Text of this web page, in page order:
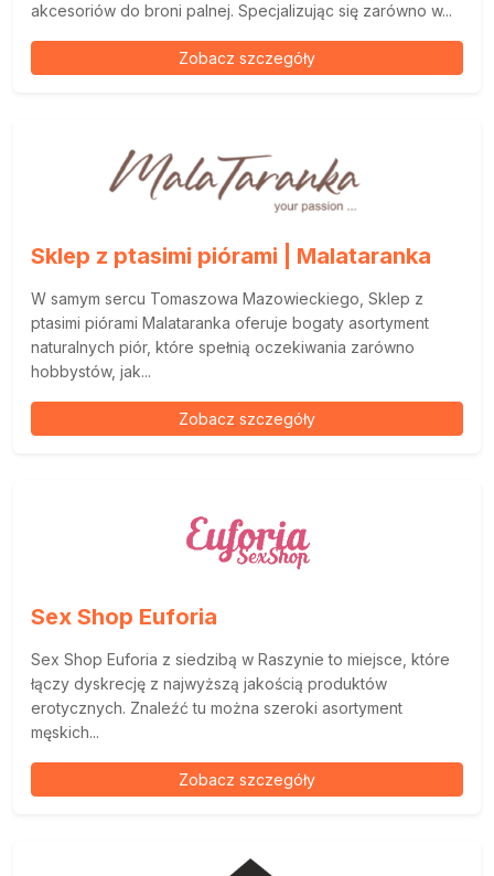
akcesoriów do broni palnej. Specjalizując się zarówno w...
Zobacz szczegóły
Sklep z ptasimi piórami | Malataranka
W samym sercu Tomaszowa Mazowieckiego, Sklep z
ptasimi piórami Malataranka oferuje bogaty asortyment
naturalnych piór, które spełnią oczekiwania zarówno
hobbystów, jak...
Zobacz szczegóły
Sex Shop Euforia
Sex Shop Euforia z siedzibą w Raszynie to miejsce, które
łączy dyskrecję z najwyższą jakością produktów
erotycznych. Znaleźć tu można szeroki asortyment
męskich...
Zobacz szczegóły